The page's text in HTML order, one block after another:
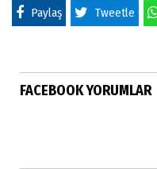
Paylaş Tweetle
FACEBOOK YORUMLAR